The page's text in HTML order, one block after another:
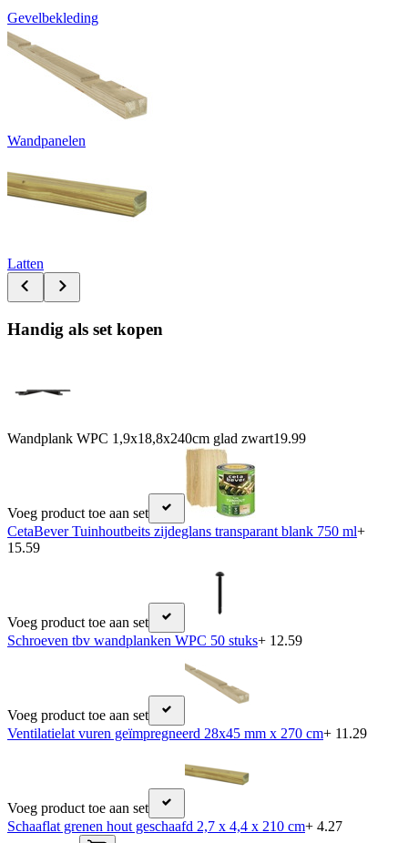
Gevelbekleding
Wandpanelen
Latten
Handig als set kopen
Wandplank WPC 1,9x18,8x240cm glad zwart19.99
Voeg product toe aan set
CetaBever Tuinhoutbeits zijdeglans transparant blank 750 ml+
15.59
Voeg product toe aan set
Schroeven tbv wandplanken WPC 50 stuks+ 12.59
Voeg product toe aan set
Ventilatielat vuren geïmpregneerd 28x45 mm x 270 cm+ 11.29
Voeg product toe aan set
Schaaflat grenen hout geschaafd 2,7 x 4,4 x 210 cm+ 4.27